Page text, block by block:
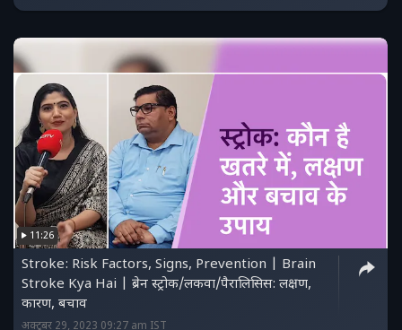
11:26
Stroke: Risk Factors, Signs, Prevention | Brain
Stroke Kya Hai | ब्रेन स्‍ट्रोक/लकवा/पैरालिसिस: लक्षण,
कारण, बचाव
अक्टूबर 29, 2023 09:27 am IST